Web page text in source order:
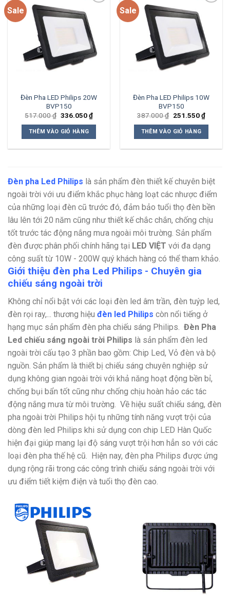
Sale
Add to
wishlist
Đèn Pha LED Philips 20W
BVP150
517.000₫ Giá
là:
517.000 ₫.
336.050₫Giá
hiện
336.050 ₫.
THÊM VÀO GIỎ HÀNG
Sale
Add to
wishlist
Đèn Pha LED Philips 10W
BVP150
387.000₫ Giá
là:
387.000 ₫.
251.550₫Giá
hiện
THÊM VÀO GIỎ HÀNG
Đèn pha Led Philips là sản phẩm đèn thiết kế chuyên biệt
ngoài trời với ưu điểm khắc phục hàng loạt các nhược điểm
của những loại đèn cũ trước đó, đảm bảo tuổi thọ đèn bền
lâu lên tới 20 năm cũng như thiết kế chắc chắn, chống chịu
tốt trước tác động nắng mưa ngoài môi trường. Sản phẩm
đèn được phân phối chính hãng tại LED VIỆT với đa dạng
công suất từ 10W - 200W quý khách hàng có thể tham khảo.
Giới thiệu đèn pha Led Philips - Chuyên gia
chiếu sáng ngoài trời
Không chỉ nổi bật với các loại đèn led âm trần, đèn tuýp led,
đèn rọi ray,... thương hiệu đèn led Philips còn nổi tiếng ở
hạng mục sản phẩm đèn pha chiếu sáng Philips.
Đèn Pha
Led chiếu sáng ngoài trời Philips là sản phẩm đèn led
ngoài trời cấu tạo 3 phần bao gồm: Chip Led, Vỏ đèn và bộ
nguồn. Sản phẩm là thiết bị chiếu sáng chuyên nghiệp sử
dụng không gian ngoài trời với khả năng hoạt động bền bỉ,
chống bụi bẩn tốt cũng như chống chịu hoàn hảo các tác
động nắng mưa từ môi trường.
Về hiệu suất chiếu sáng, đèn
pha ngoài trời Philips hội tụ những tính năng vượt trội của
dòng đèn led Philips khi sử dụng con chip LED Hàn Quốc
hiện đại giúp mang lại độ sáng vượt trội hơn hẳn so với các
loại đèn pha thế hệ cũ.
Hiện nay, đèn pha Philips được ứng
dụng rộng rãi trong các công trình chiếu sáng ngoài trời với
ưu điểm tiết kiệm điện và tuổi thọ đèn cao.